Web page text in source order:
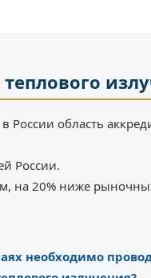
России область
России.
на 20% ниже
необходимо